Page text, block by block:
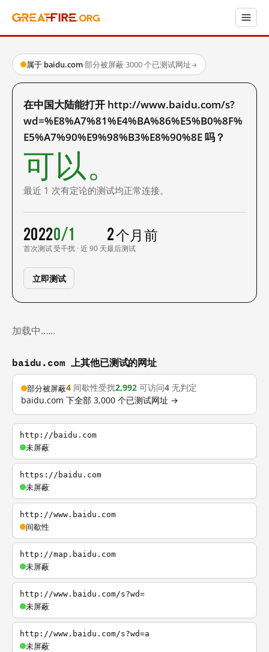
属于 baidu.com·部分被屏蔽·3000 个已测试网址→
在中国大陆能打开 http://www.baidu.com/s?
wd=%E8%A7%81%E4%BA%86%E5%B0%8F%
E5%A7%90%E9%98%B3%E8%90%8E 吗？
可以。
最近 1 次有定论的测试均正常连接。
2022
首次测试
0/1
受干扰 · 近 90 天
2 个月前
最后测试
立即测试
加载中……
baidu.com 上其他已测试的网址
部分被屏蔽4 间歇性受扰2,992 可访问4 无判定
baidu.com 下全部 3,000 个已测试网址 →
http://baidu.com
未屏蔽
https://baidu.com
未屏蔽
http://www.baidu.com
间歇性
http://map.baidu.com
未屏蔽
http://www.baidu.com/s?wd=
未屏蔽
http://www.baidu.com/s?wd=a
未屏蔽